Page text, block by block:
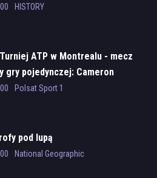
HISTORY
ATP w Montrealu - mecz
gry pojedynczej: Cameron
Alex de Minaur
Polsat Sport 1
pod lupą
National Geographic